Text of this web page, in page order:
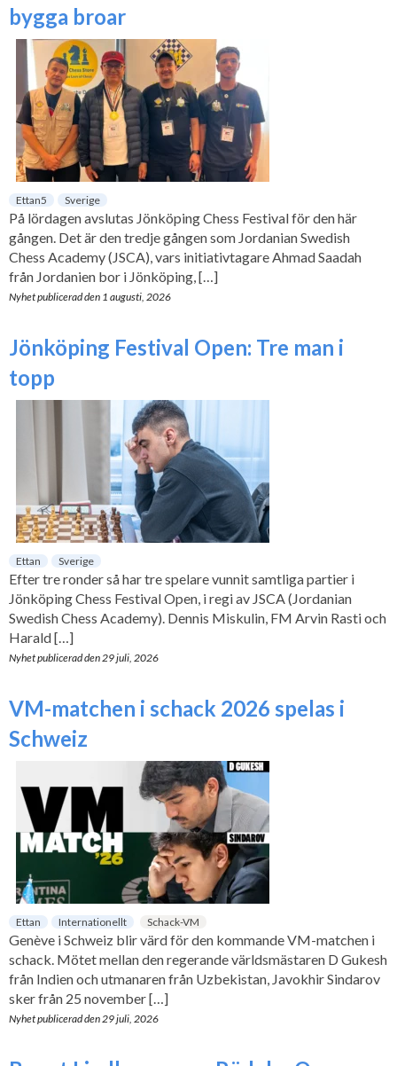
bygga broar
Ettan5 Sverige
På lördagen avslutas Jönköping Chess Festival för den här
gången. Det är den tredje gången som Jordanian Swedish
Chess Academy (JSCA), vars initiativtagare Ahmad Saadah
från Jordanien bor i Jönköping, […]
Nyhet publicerad den 1 augusti, 2026
Jönköping Festival Open: Tre man i
topp
Ettan Sverige
Efter tre ronder så har tre spelare vunnit samtliga partier i
Jönköping Chess Festival Open, i regi av JSCA (Jordanian
Swedish Chess Academy). Dennis Miskulin, FM Arvin Rasti och
Harald […]
Nyhet publicerad den29 juli, 2026
VM-matchen i schack 2026 spelas i
Schweiz
Ettan Internationellt Schack-VM
Genève i Schweiz blir värd för den kommande VM-matchen i
schack. Mötet mellan den regerande världsmästaren D Gukesh
från Indien och utmanaren från Uzbekistan, Javokhir Sindarov
sker från 25 november […]
Nyhet publicerad den29 juli, 2026